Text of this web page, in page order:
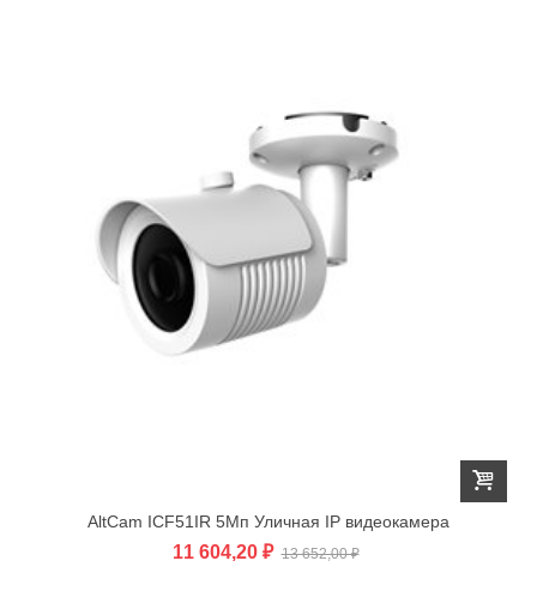
AltCam ICF51IR 5Мп Уличная IP видеокамера
11 604,20 ₽ 13 652,00 ₽